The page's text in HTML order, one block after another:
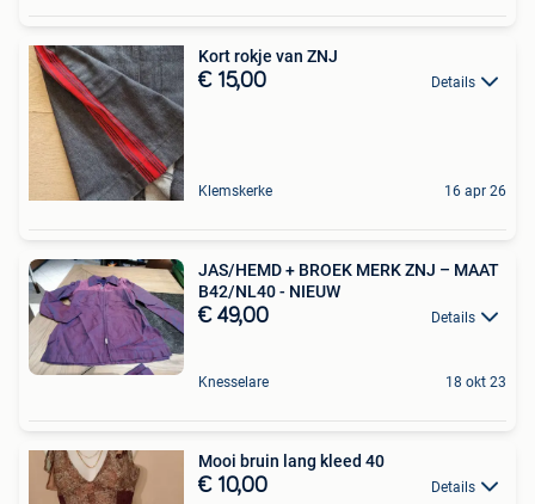
Kort rokje van ZNJ
€ 15,00 Details
Klemskerke 16 apr 26
JAS/HEMD + BROEK MERK ZNJ – MAAT
B42/NL40 - NIEUW
€ 49,00 Details
Knesselare 18 okt 23
Mooi bruin lang kleed 40
€ 10,00 Details